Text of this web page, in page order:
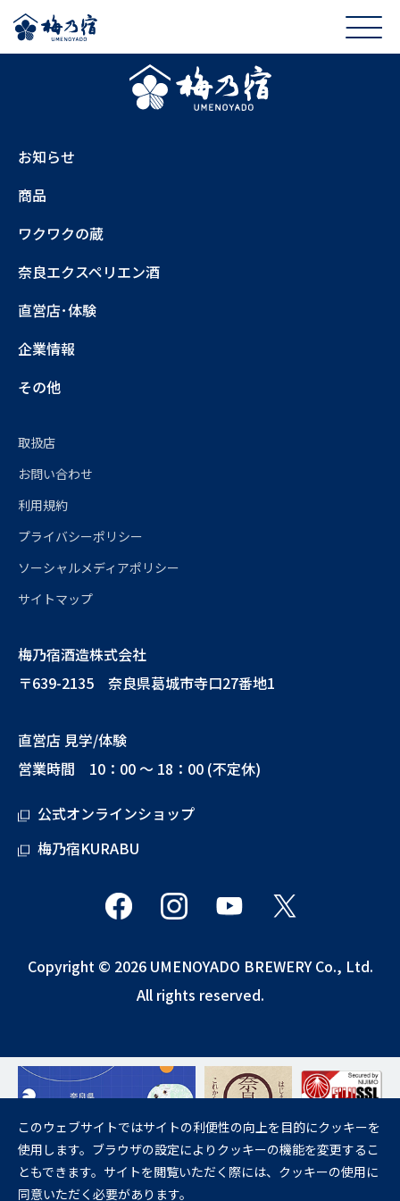
お知らせ
商品
ワクワクの蔵
奈良エクスペリエン酒
直営店･体験
企業情報
その他
取扱店
お問い合わせ
利用規約
プライバシーポリシー
ソーシャルメディアポリシー
サイトマップ
梅乃宿酒造株式会社
〒639-2135 奈良県葛城市寺口27番地1
直営店 見学/体験
営業時間 10：00 ～ 18：00 (不定休)
公式オンラインショップ
梅乃宿KURABU
Copyright © 2026 UMENOYADO BREWERY Co., Ltd.
All rights reserved.
飲酒は20歳になってから。
妊娠中や授乳期の飲酒は、胎児・乳児の発育に悪影響を与えるおそれが
あります。
このウェブサイトではサイトの利便性の向上を目的にクッキーを
使用します。ブラウザの設定によりクッキーの機能を変更するこ
ともできます。サイトを閲覧いただく際には、クッキーの使用に
同意いただく必要があります。